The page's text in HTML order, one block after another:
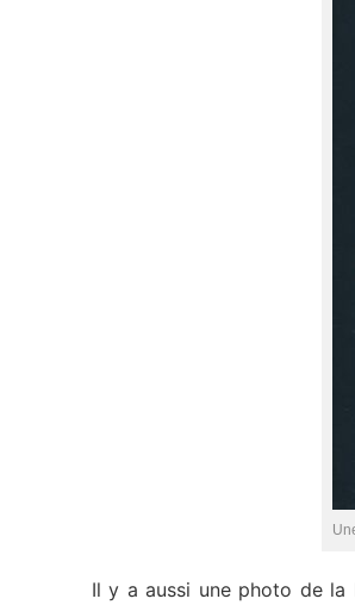
Il y a aussi une photo de la